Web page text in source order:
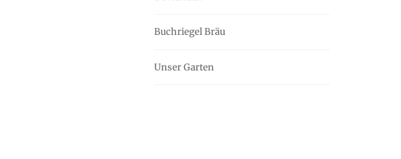
Buchriegel Bräu
Unser Garten